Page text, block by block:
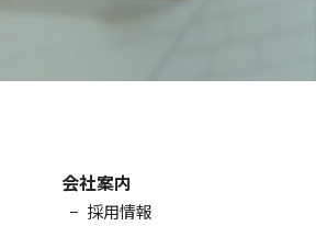
会社案内
採用情報